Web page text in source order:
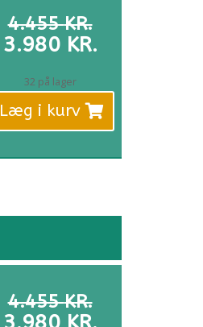
4.455KR.DEN
VAR:
4.455 KR..
3.980 KR.DEN
PRIS
ER:
3.980 KR..
32 på lager
Læg i kurv
4.455KR.DEN
DEN